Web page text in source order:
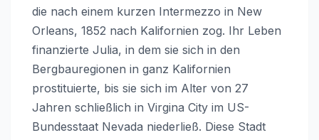
die nach einem kurzen Intermezzo in New
Orleans, 1852 nach Kalifornien zog. Ihr Leben
finanzierte Julia, in dem sie sich in den
Bergbauregionen in ganz Kalifornien
prostituierte, bis sie sich im Alter von 27
Jahren schließlich in Virgina City im US-
Bundesstaat Nevada niederließ. Diese Stadt